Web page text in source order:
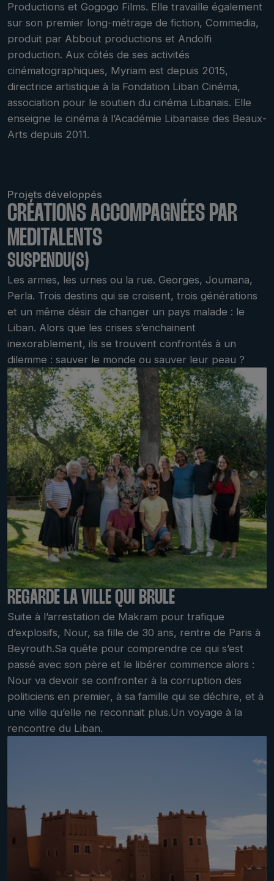
Productions et Gogogo Films. Elle travaille également
sur son premier long-métrage de fiction, Commedia,
produit par Abbout productions et Andolfi
production. Aux côtés de ses activités
cinématographiques, Myriam est depuis 2015,
directrice artistique à la Fondation Liban Cinéma,
association pour le soutien du cinéma Libanais. Elle
enseigne le cinéma à l’Académie Libanaise des Beaux-
Arts depuis 2011.
Projets développés
CRÉATIONS ACCOMPAGNÉES PAR
MEDITALENTS
SUSPENDU(S)
Les armes, les urnes ou la rue. Georges, Joumana,
Perla. Trois destins qui se croisent, trois générations
et un même désir de changer un pays malade : le
Liban. Alors que les crises s’enchainent
inexorablement, ils se trouvent confrontés à un
dilemme : sauver le monde ou sauver leur peau ?
REGARDE LA VILLE QUI BRÛLE
Suite à l’arrestation de Makram pour trafique
d’explosifs, Nour, sa fille de 30 ans, rentre de Paris à
Beyrouth.Sa quête pour comprendre ce qui s’est
passé avec son père et le libérer commence alors :
Nour va devoir se confronter à la corruption des
politiciens en premier, à sa famille qui se déchire, et à
une ville qu’elle ne reconnait plus.Un voyage à la
rencontre du Liban.